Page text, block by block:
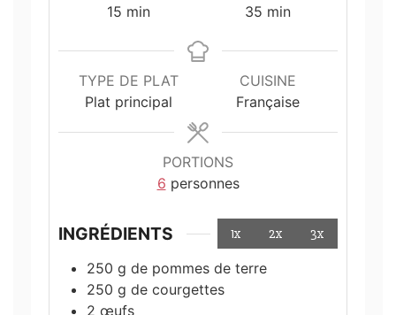
15minutes
min
35 minutes
min
TYPE DE PLAT
Plat principal
CUISINE
Française
PORTIONS
6 personnes
INGRÉDIENTS 1x 2x
3x
250 g de pommes de terre
250 g de courgettes
2 œufs